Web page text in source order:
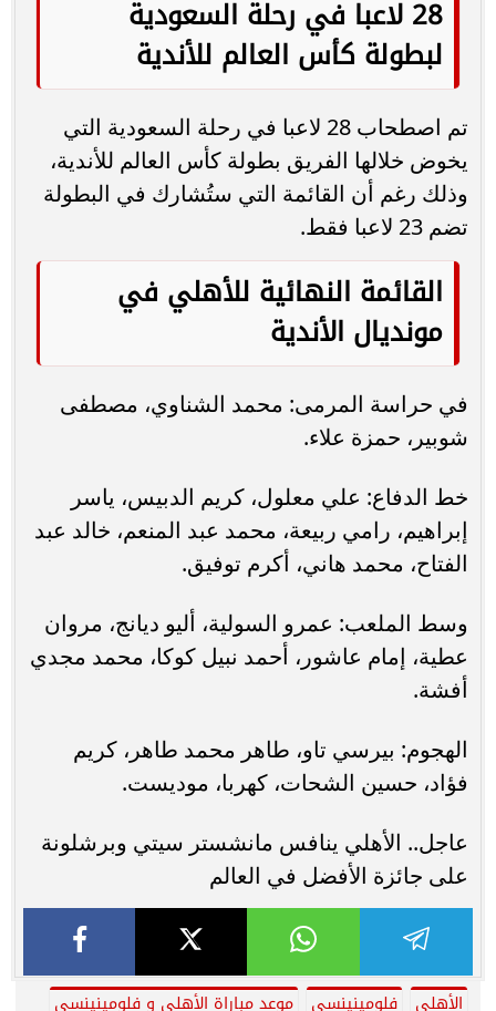
أفشة.
الهجوم: بيرسي تاو، طاهر محمد طاهر، كريم
فؤاد، حسين الشحات، كهربا، موديست.
عاجل.. الأهلي ينافس مانشستر سيتي وبرشلونة
على جائزة الأفضل في العالم
الأهلي فلومينينسي موعد مباراة الأهلي و فلومينينسي
القنوات الناقلة كأس العالم للأندية
غيابات الأهلي أمام فلومينينسي
موضوعات متعلقة
موعد مباراة مانشستر سيتي ضد أوراوا الياباني
فى نصف نهائي كأس العالم...
هنا المونديال: له 4 أعين داخل الملعب ويتنافس
عليه كبار أوروبا.. من...
النادي الأهلي بكأس العالم للأندية
والنادي يرد
3 أهداف تفصل بين تعادل حسين الشحات
ورونالدو فى تصدر هدافي المونديال